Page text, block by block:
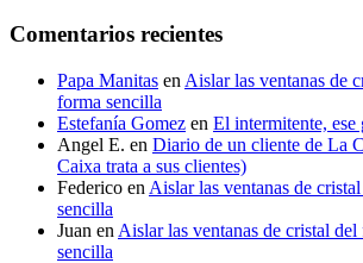
Comentarios recientes
Papa Manitas en Aislar las ventanas de
forma sencilla
Estefanía Gomez en El intermitente, ese
Angel E. en Diario de un cliente de La
Caixa trata a sus clientes)
Federico en Aislar las ventanas de
sencilla
Juan en Aislar las ventanas de cristal
sencilla